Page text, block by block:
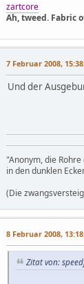
zartcore
Ah, tweed. Fabric
7 Februar 2008,
Und der
"Anonym, die
in den dunklen
(Die
8 Februar 2008,
Zitat von: